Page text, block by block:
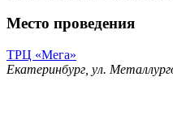
Место проведения
ТРЦ «Мега»
Екатеринбург, ул.